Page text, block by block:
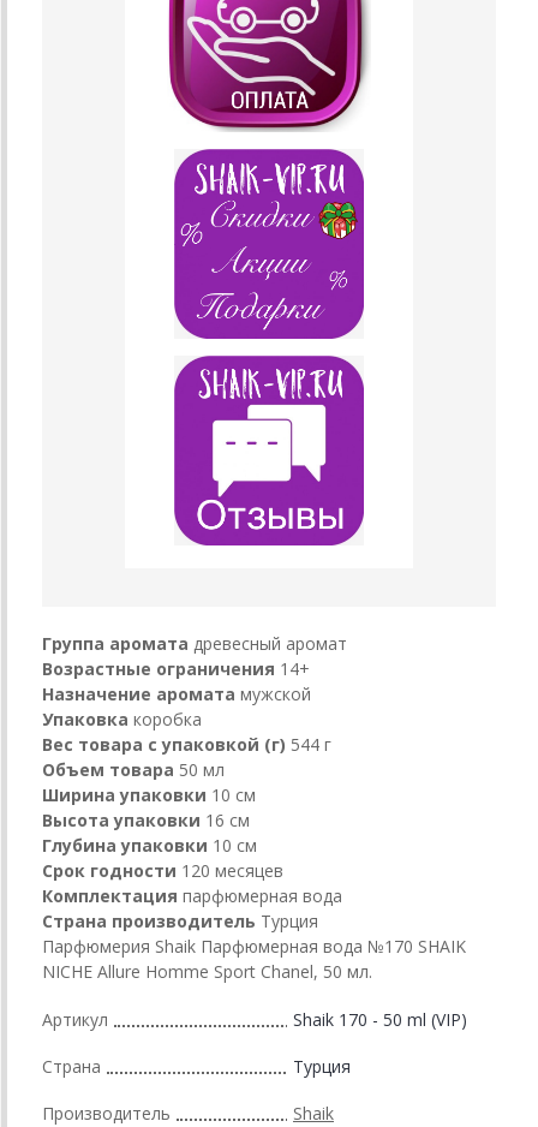
Группа аромата древесный аромат
Возрастные ограничения 14+
Назначение аромата мужской
Упаковка коробка
Вес товара с упаковкой (г) 544 г
Объем товара 50 мл
Ширина упаковки 10 см
Высота упаковки 16 см
Глубина упаковки 10 см
Срок годности 120 месяцев
Комплектация парфюмерная вода
Страна производитель Турция
Парфюмерия Shaik Парфюмерная вода №170 SHAIK
NICHE Allure Homme Sport Chanel, 50 мл.
Артикул Shaik 170 - 50 ml (VIP)
Страна Турция
Производитель Shaik